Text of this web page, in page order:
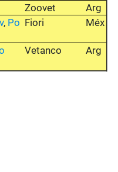
Zoovet
Arg
, Po Fiori Méx
Vetanco Arg